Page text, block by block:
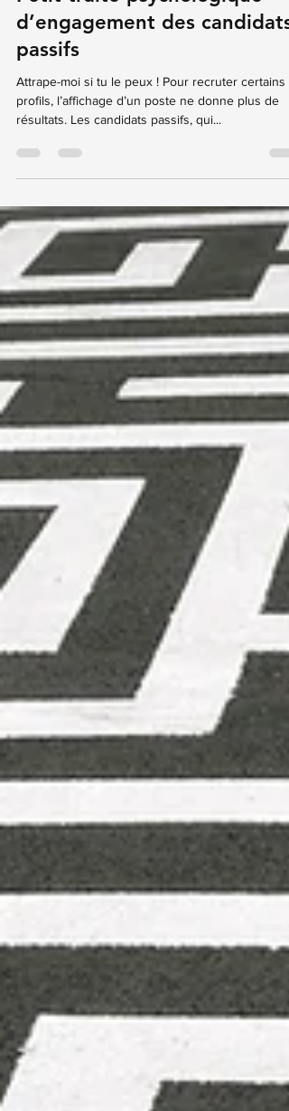
Attraction des talents
Petit traité psychologique
d’engagement des candidats
passifs
profils, l’affichage d’un poste ne donne plus de
résultats. Les candidats passifs, qui...